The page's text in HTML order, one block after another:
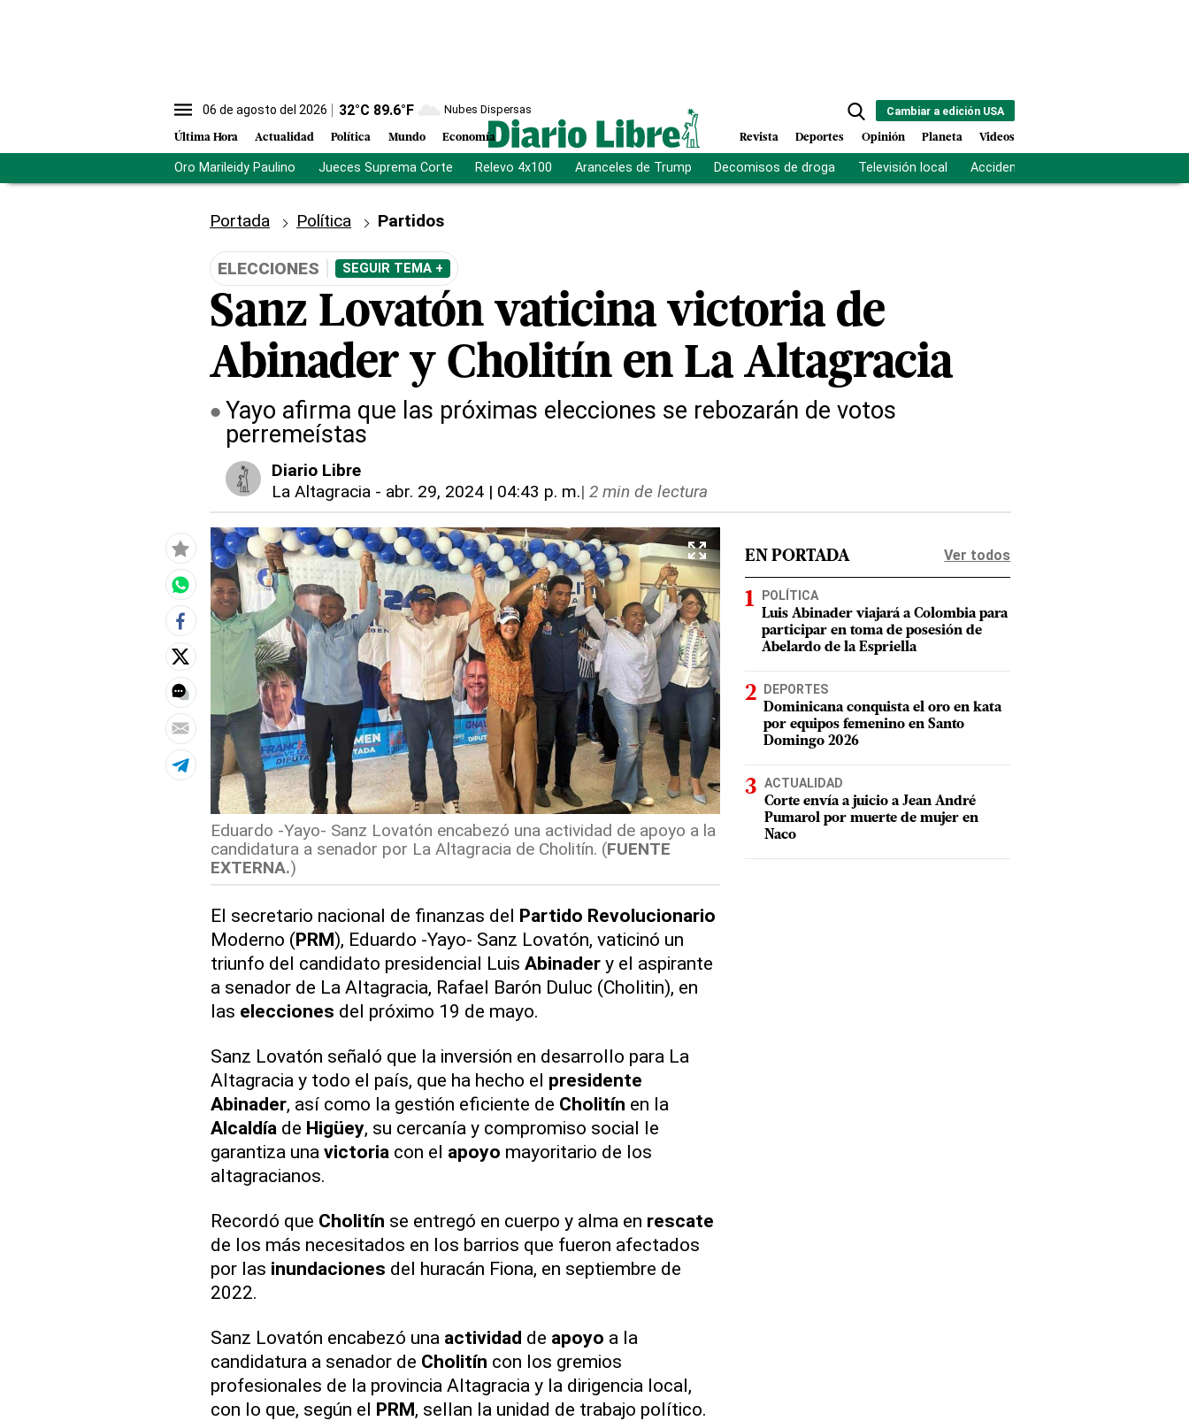
06 de agosto del 2026 32°C 89.6°F Nubes Dispersas
Última Hora Actualidad Política Mundo Economía
Cambiar a edición USA
Revista Deportes Opinión Planeta Videos
Oro Marileidy Paulino Jueces Suprema Corte Relevo 4x100 Aranceles de Trump Decomisos de droga Televisión local Accidente Los Ríos
Portada Política Partidos
ELECCIONES SEGUIR TEMA +
Sanz Lovatón vaticina victoria de
Abinader y Cholitín en La Altagracia
Yayo afirma que las próximas elecciones se rebozarán de votos
perremeístas
Diario Libre
La Altagracia - abr. 29, 2024 | 04:43 p. m.| 2 min de lectura
Eduardo -Yayo- Sanz Lovatón encabezó una actividad de apoyo a la
candidatura a senador por La Altagracia de Cholitín. (FUENTE
EXTERNA.)
El secretario nacional de finanzas del Partido Revolucionario
Moderno (PRM), Eduardo -Yayo- Sanz Lovatón, vaticinó un
triunfo del candidato presidencial Luis Abinadery el aspirante
a senador de La Altagracia, Rafael Barón Duluc (Cholitin), en
las elecciones del próximo 19 de mayo.
Sanz Lovatón señaló que la inversión en desarrollo para La
Altagracia y todo el país, que ha hecho el presidente
Abinader, así como la gestión eficiente de Cholitín en la
Alcaldía de Higüey, su cercanía y compromiso social le
garantiza una victoria con el apoyo mayoritario de los
altagracianos.
Recordó que Cholitín se entregó en cuerpo y alma en rescate
de los más necesitados en los barrios que fueron afectados
por las inundaciones del huracán Fiona, en septiembre de
2022.
Sanz Lovatón encabezó una actividad de apoyo a la
candidatura a senador de Cholitín con los gremios
profesionales de la provincia Altagracia y la dirigencia local,
con lo que, según el PRM, sellan la unidad de trabajo político.
EN PORTADA Ver todos
POLÍTICA
Luis Abinader viajará a Colombia para
participar en toma de posesión de
Abelardo de la Espriella
DEPORTES
Dominicana conquista el oro en kata
por equipos femenino en Santo
Domingo 2026
ACTUALIDAD
Corte envía a juicio a Jean André
Pumarol por muerte de mujer en
Naco